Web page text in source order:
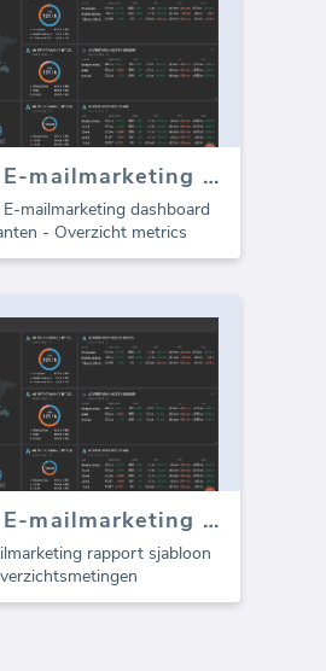
MailChimp E-mailmarketing dashboard
mailmarketing dashboard
- Overzicht metrics
MailChimp E-mailmarketing sjabloon voor bureaus (Rapport)
rapport sjabloon